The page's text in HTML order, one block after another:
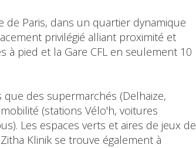
de Paris, dans un quartier dynamique
privilégié alliant proximité et
à pied et la Gare CFL en seulement 10
des supermarchés (Delhaize,
(stations Vélo'h, voitures
Les espaces verts et aires de jeux de
Klinik se trouve également à